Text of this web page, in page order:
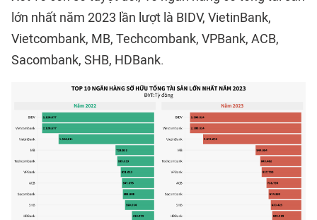
lớn nhất năm 2023 lần lượt là BIDV, VietinBank,
Vietcombank, MB, Techcombank, VPBank, ACB,
Sacombank, SHB, HDBank.